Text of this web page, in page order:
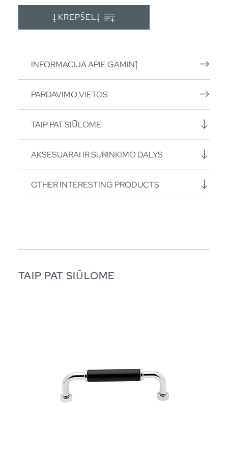
Į KREPŠELĮ
INFORMACIJA APIE GAMINĮ
PARDAVIMO VIETOS
TAIP PAT SIŪLOME
AKSESUARAI IR SURINKIMO DALYS
OTHER INTERESTING PRODUCTS
TAIP PAT SIŪLOME